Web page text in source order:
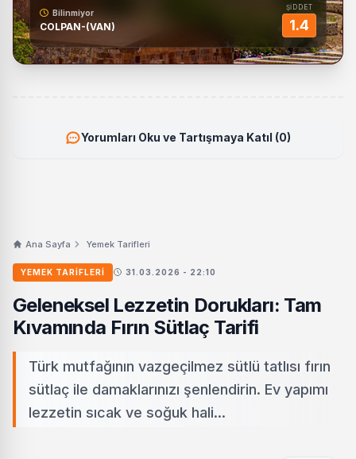
Bilinmiyor
COLPAN-(VAN)
ŞİDDET
1.4
Yorumları Oku ve Tartışmaya Katıl (0)
Ana Sayfa Yemek Tarifleri
YEMEK TARIFLERI 31.03.2026 - 22:10
Geleneksel Lezzetin Dorukları: Tam
Kıvamında Fırın Sütlaç Tarifi
Türk mutfağının vazgeçilmez sütlü tatlısı fırın
sütlaç ile damaklarınızı şenlendirin. Ev yapımı
lezzetin sıcak ve soğuk hali...